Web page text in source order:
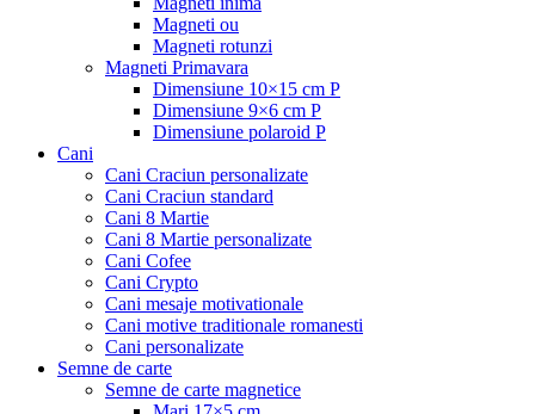
Magneti ou
Magneti rotunzi
Magneti Primavara
Dimensiune 10×15 cm P
Dimensiune 9×6 cm P
Dimensiune polaroid P
Cani
Cani Craciun personalizate
Cani Craciun standard
Cani 8 Martie
Cani 8 Martie personalizate
Cani Cofee
Cani Crypto
Cani mesaje motivationale
Cani motive traditionale romanesti
Cani personalizate
Semne de carte
Semne de carte magnetice